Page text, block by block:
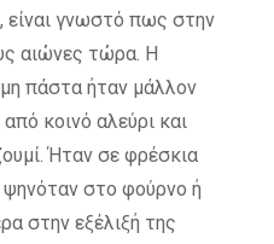
είναι γνωστό πως στην
αιώνες τώρα. Η
πάστα ήταν μάλλον
κοινό αλεύρι και
Ήταν σε φρέσκια
στο φούρνο ή
στην εξέλιξή της